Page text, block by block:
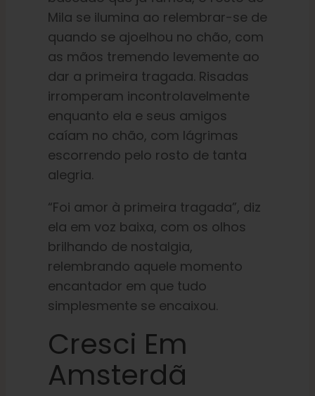
Mila se ilumina ao relembrar-se de
quando se ajoelhou no chão, com
as mãos tremendo levemente ao
dar a primeira tragada. Risadas
irromperam incontrolavelmente
enquanto ela e seus amigos
caíam no chão, com lágrimas
escorrendo pelo rosto de tanta
alegria.
“Foi amor à primeira tragada”, diz
ela em voz baixa, com os olhos
brilhando de nostalgia,
relembrando aquele momento
encantador em que tudo
simplesmente se encaixou.
Cresci Em
Amsterdã